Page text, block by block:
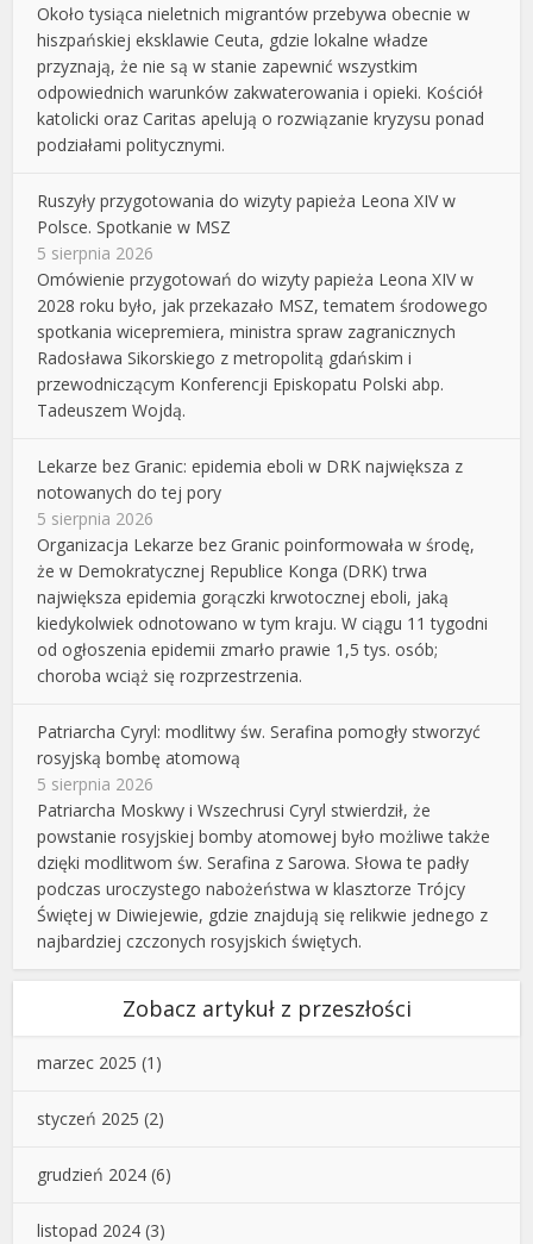
Około tysiąca nieletnich migrantów przebywa obecnie w
hiszpańskiej eksklawie Ceuta, gdzie lokalne władze
przyznają, że nie są w stanie zapewnić wszystkim
odpowiednich warunków zakwaterowania i opieki. Kościół
katolicki oraz Caritas apelują o rozwiązanie kryzysu ponad
podziałami politycznymi.
Ruszyły przygotowania do wizyty papieża Leona XIV w
Polsce. Spotkanie w MSZ
5 sierpnia 2026
Omówienie przygotowań do wizyty papieża Leona XIV w
2028 roku było, jak przekazało MSZ, tematem środowego
spotkania wicepremiera, ministra spraw zagranicznych
Radosława Sikorskiego z metropolitą gdańskim i
przewodniczącym Konferencji Episkopatu Polski abp.
Tadeuszem Wojdą.
Lekarze bez Granic: epidemia eboli w DRK największa z
notowanych do tej pory
5 sierpnia 2026
Organizacja Lekarze bez Granic poinformowała w środę,
że w Demokratycznej Republice Konga (DRK) trwa
największa epidemia gorączki krwotocznej eboli, jaką
kiedykolwiek odnotowano w tym kraju. W ciągu 11 tygodni
od ogłoszenia epidemii zmarło prawie 1,5 tys. osób;
choroba wciąż się rozprzestrzenia.
Patriarcha Cyryl: modlitwy św. Serafina pomogły stworzyć
rosyjską bombę atomową
5 sierpnia 2026
Patriarcha Moskwy i Wszechrusi Cyryl stwierdził, że
powstanie rosyjskiej bomby atomowej było możliwe także
dzięki modlitwom św. Serafina z Sarowa. Słowa te padły
podczas uroczystego nabożeństwa w klasztorze Trójcy
Świętej w Diwiejewie, gdzie znajdują się relikwie jednego z
najbardziej czczonych rosyjskich świętych.
Zobacz artykuł z przeszłości
marzec 2025 (1)
styczeń 2025 (2)
grudzień 2024 (6)
listopad 2024 (3)